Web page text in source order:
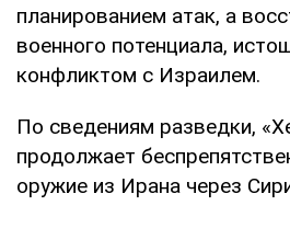
планированием атак, а
военного потенциала,
конфликтом с Израилем.
По сведениям разведки,
продолжает
оружие из Ирана через